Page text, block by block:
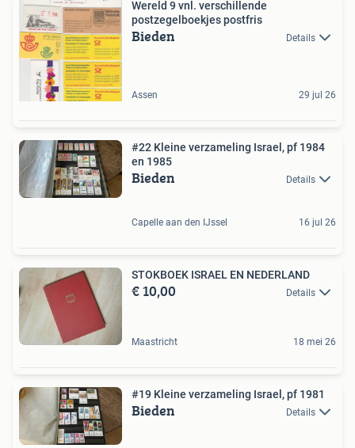
Wereld 9 vnl. verschillende
postzegelboekjes postfris
Bieden Details
Assen 29 jul 26
#22 Kleine verzameling Israel, pf 1984
en 1985
Bieden Details
Capelle aan den IJssel 16 jul 26
STOKBOEK ISRAEL EN NEDERLAND
€ 10,00 Details
Maastricht 18 mei 26
#19 Kleine verzameling Israel, pf 1981
Bieden Details